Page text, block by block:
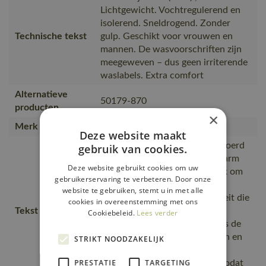
Technische tekst
Lichtgewicht. Vochtregulerend en
isolerend. Sneldrogend. Zonder
gulp. Geschikt voor vrouwen en
mannen. De wasvoorschriften zijn
meegeweven – dus geen irriterende
waslabels. Extra comfort
Alternatieve
producten
50179-870
Merk
Tekst usp
Transpiratievocht wordt afgevoerd
waardoor de huid droog en warm
blijft., Sneldrogend - belangrijk om
afkoeling van het lichaam te
voorkomen., Elastische kwaliteit die
zich aan de lichaamsvormen
aanpast., Door de elasticiteit is de
pasvorm geschikt voor mannen en
Naadloos shirt zonder labels zodat
×
Deze website maakt
gebruik van cookies.
Deze website gebruikt cookies om uw
gebruikerservaring te verbeteren. Door onze
website te gebruiken, stemt u in met alle
cookies in overeenstemming met ons
Cookiebeleid. Lees verder
STRIKT NOODZAKELIJK
PRESTATIE TARGETING